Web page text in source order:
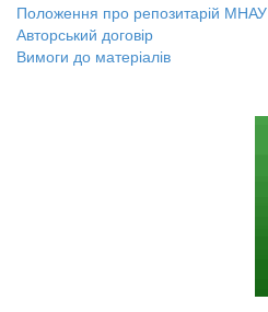
Положення про репозитарій МНАУ
Авторський договір
Вимоги до матеріалів